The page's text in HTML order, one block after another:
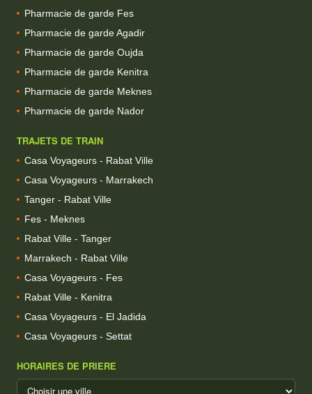
Pharmacie de garde Fes
Pharmacie de garde Agadir
Pharmacie de garde Oujda
Pharmacie de garde Kenitra
Pharmacie de garde Meknes
Pharmacie de garde Nador
TRAJETS DE TRAIN
Casa Voyageurs - Rabat Ville
Casa Voyageurs - Marrakech
Tanger - Rabat Ville
Fes - Meknes
Rabat Ville - Tanger
Marrakech - Rabat Ville
Casa Voyageurs - Fes
Rabat Ville - Kenitra
Casa Voyageurs - El Jadida
Casa Voyageurs - Settat
HORAIRES DE PRIERE